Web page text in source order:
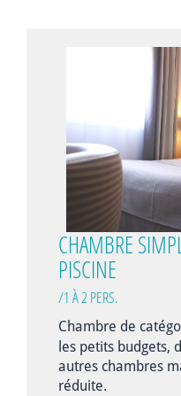
CHAMBRE
PISCINE
/1 À 2 PERS.
Chambre de
les petits budgets,
autres chambres
réduite.